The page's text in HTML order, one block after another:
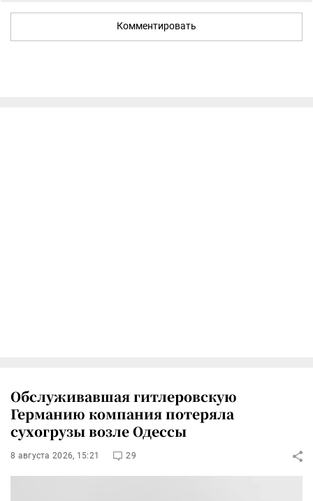
Комментировать
Обслуживавшая гитлеровскую
Германию компания потеряла
сухогрузы возле Одессы
8 августа 2026, 15:21 29